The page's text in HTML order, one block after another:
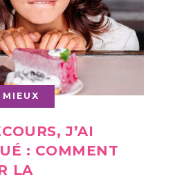
MIEUX
J’AI
: COMMENT
LA